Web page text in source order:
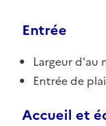
Entrée
Largeur d'au
Entrée de
Accueil et